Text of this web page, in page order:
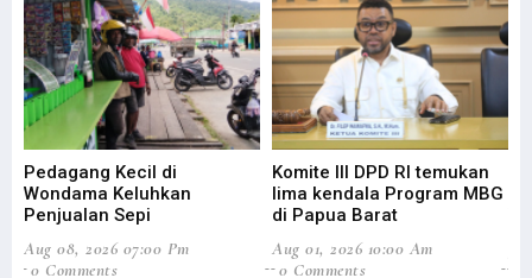
Pedagang Kecil di
Wondama Keluhkan
Penjualan Sepi
Aug 08, 2026 07:00 Pm
0 Comments
Komite III DPD RI temukan
lima kendala Program MBG
di Papua Barat
Aug 01, 2026 10:00 Am
0 Comments